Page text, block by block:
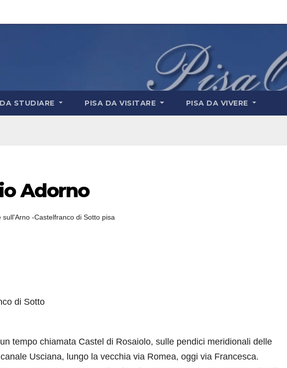
STUDIARE PISA DA VISITARE PISA DA VIVERE
Adorno
-Castelfranco di Sotto pisa
di Sotto
tempo chiamata Castel di Rosaiolo, sulle pendici meridionali delle
Usciana, lungo la vecchia via Romea, oggi via Francesca.